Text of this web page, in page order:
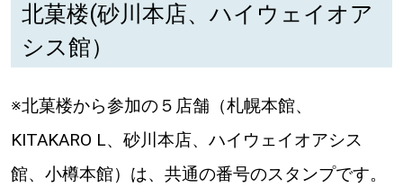
北菓楼(砂川本店、ハイウェイオア
シス館）
※北菓楼から参加の５店舗（札幌本館、
KITAKARO L、砂川本店、ハイウェイオアシス
館、小樽本館）は、共通の番号のスタンプです。